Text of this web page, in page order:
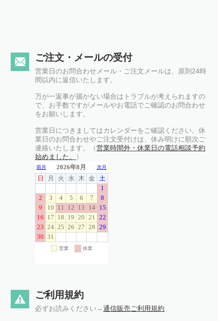
ご注文・メールの受付
営業日のお問合わせメール・ご注文メールは、原則24時
間以内に返信いたします。
万が一返事が届かない場合はトラブルが考えられますの
で、お手数ですがメールやお電話でご確認のお問合わせ
をお願いします。
営業日につきましてはカレンダーをご確認ください。休
業日のお問合わせやご注文受付けは、休み明けに順次ご
連絡いたします。（営業時間外・休業日の電話相談予約
始めました。
）
ご利用規約
必ずお読みください→通信販売ご利用規約